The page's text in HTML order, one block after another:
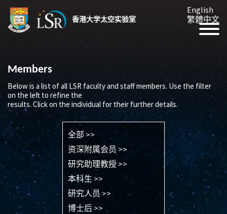
香港大学太空实验室
English
繁體中文
Members
Below is a list of all LSR faculty and staff members. Use the filter
on the left to refine the
results. Click on the individual for their further details.
全部 >>
资深附属会员 >>
研究助理教授 >>
本科生 >>
研究人员 >>
博士后 >>